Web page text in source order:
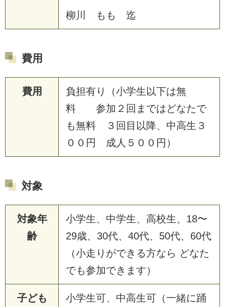
柳川 もも 迄
費用
費用
負担有り（小学生以下は無
料 参加２回まではどなたで
も無料 ３回目以降、中高生３
００円 成人５００円）
対象
対象年
齢
小学生、中学生、高校生、18〜
29歳、30代、40代、50代、60代
（小走りができる方なら どなた
でも参加できます）
子ども
小学生可、中高生可（一緒に踊